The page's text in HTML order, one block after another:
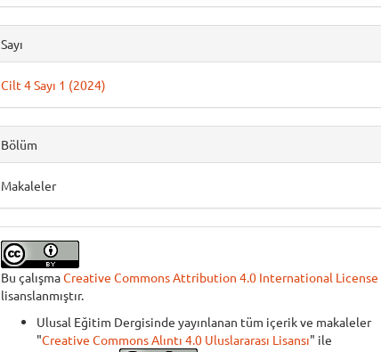
Sayı
Cilt 4 Sayı 1 (2024)
Bölüm
Makaleler
Bu çalışmaCreative Commons Attribution 4.0 International License
lisanslanmıştır.
Ulusal Eğitim Dergisinde yayınlanan tüm içerik ve makaleler
"Creative Commons Alıntı 4.0 Uluslararası Lisansı" ile